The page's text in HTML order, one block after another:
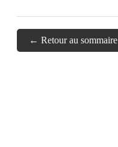
← Retour au sommaire